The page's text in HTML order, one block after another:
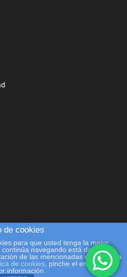
de cookies
para que usted tenga la mejor
navegando está dando su
de las mencionadas cookies y la
de cookies , pinche el enlace para
información.